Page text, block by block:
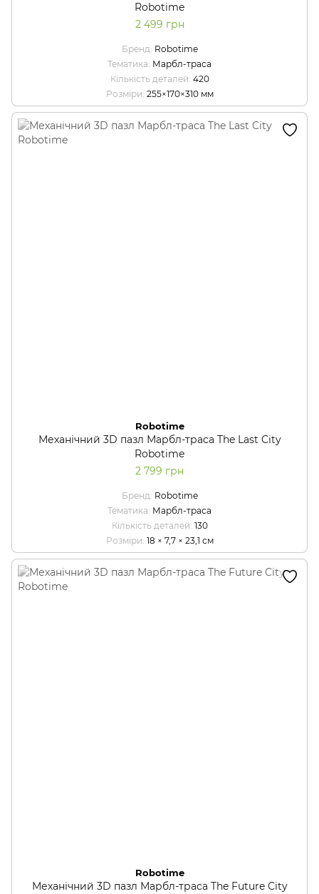
Robotime
2 499 грн
Бренд Robotime
Тематика Марбл-траса
Кількість деталей 420
Розміри 255×170×310 мм
Robotime
Механічний 3D пазл Марбл-траса The Last City
Robotime
2 799 грн
Бренд Robotime
Тематика Марбл-траса
Кількість деталей 130
Розміри 18 × 7,7 × 23,1 см
Robotime
Механічний 3D пазл Марбл-траса The Future City